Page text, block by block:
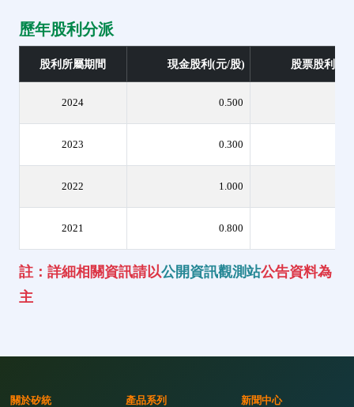
歷年股利分派
股利所屬期間 現金股利(元/股) 股票股利(元
2024 0.500
2023 0.300
2022 1.000
2021 0.800
註：詳細相關資訊請以公開資訊觀測站公告資料為
主
關於矽統 產品系列 新聞中心